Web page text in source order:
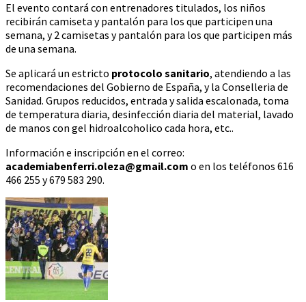
El evento contará con entrenadores titulados, los niños
recibirán camiseta y pantalón para los que participen una
semana, y 2 camisetas y pantalón para los que participen más
de una semana.
Se aplicará un estricto protocolo sanitario, atendiendo a las
recomendaciones del Gobierno de España, y la Conselleria de
Sanidad. Grupos reducidos, entrada y salida escalonada, toma
de temperatura diaria, desinfección diaria del material, lavado
de manos con gel hidroalcoholico cada hora, etc..
Información e inscripción en el correo:
academiabenferri.oleza@gmail.com o en los teléfonos 616
466 255 y 679 583 290.